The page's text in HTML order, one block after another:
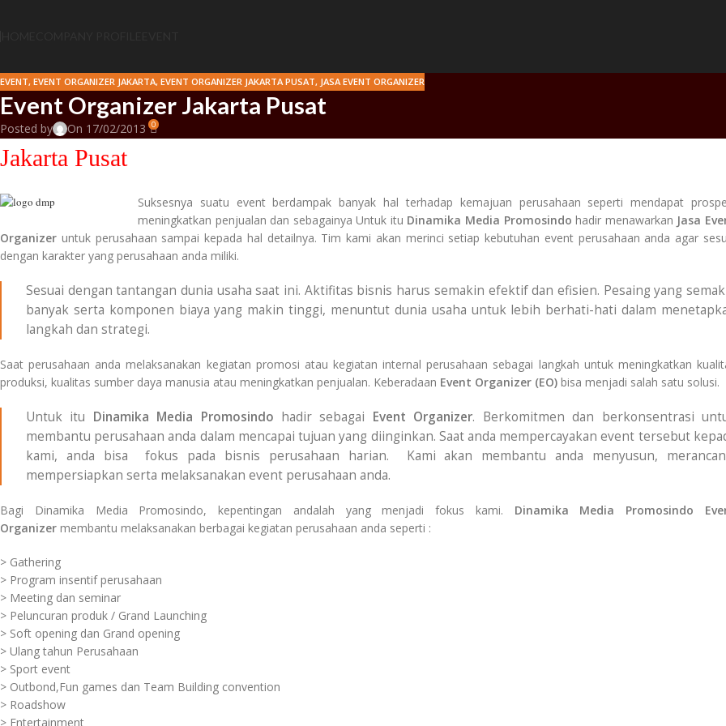
EVENT, EVENT ORGANIZER JAKARTA, EVENT ORGANIZER JAKARTA PUSAT, JASA EVENT ORGANIZER
Event Organizer Jakarta Pusat
Posted by On 17/02/2013 0
Jakarta Pusat
Suksesnya suatu event berdampak banyak hal terhadap kemajuan perusahaan seperti mendapat
meningkatkan penjualan dan sebagainya Untuk itu Dinamika Media Promosindo hadir menawarkan Jasa
Organizer untuk perusahaan sampai kepada hal detailnya. Tim kami akan merinci setiap kebutuhan event perusahaan anda agar
dengan karakter yang perusahaan anda miliki.
Sesuai dengan tantangan dunia usaha saat ini. Aktifitas bisnis harus semakin efektif dan efisien. Pesaing yang
banyak serta komponen biaya yang makin tinggi, menuntut dunia usaha untuk lebih berhati-hati dalam
langkah dan strategi.
Saat perusahaan anda melaksanakan kegiatan promosi atau kegiatan internal perusahaan sebagai langkah untuk meningkatkan
produksi, kualitas sumber daya manusia atau meningkatkan penjualan. Keberadaan Event Organizer (EO) bisa menjadi salah satu solusi.
Untuk itu Dinamika Media Promosindo hadir sebagai Event Organizer. Berkomitmen dan berkonsentrasi
membantu perusahaan anda dalam mencapai tujuan yang diinginkan. Saat anda mempercayakan event tersebut
kami, anda bisa fokus pada bisnis perusahaan harian. Kami akan membantu anda menyusun,
mempersiapkan serta melaksanakan event perusahaan anda.
Bagi Dinamika Media Promosindo, kepentingan andalah yang menjadi fokus kami. Dinamika Media Promosindo
Organizer membantu melaksanakan berbagai kegiatan perusahaan anda seperti :
> Gathering
> Program insentif perusahaan
> Meeting dan seminar
> Peluncuran produk / Grand Launching
> Soft opening dan Grand opening
> Ulang tahun Perusahaan
> Sport event
> Outbond,Fun games dan Team Building convention
> Roadshow
> Entertainment